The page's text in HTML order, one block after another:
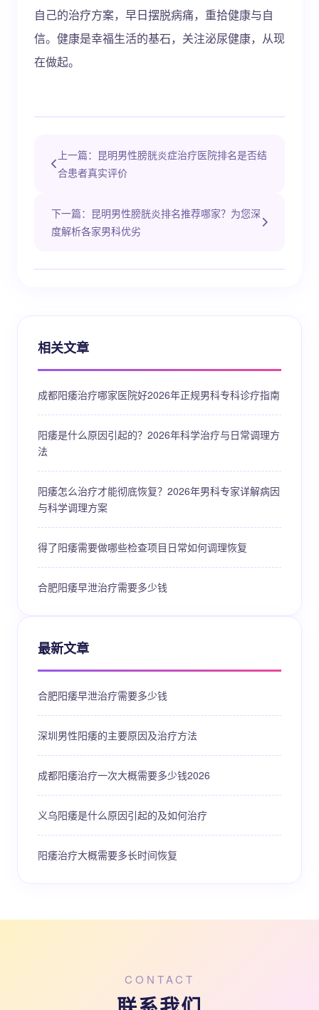
自己的治疗方案，早日摆脱病痛，重拾健康与自
信。健康是幸福生活的基石，关注泌尿健康，从现
在做起。
上一篇：昆明男性膀胱炎症治疗医院排名是否结
合患者真实评价
下一篇：昆明男性膀胱炎排名推荐哪家？为您深
度解析各家男科优劣
相关文章
成都阳痿治疗哪家医院好2026年正规男科专科诊疗指南
阳痿是什么原因引起的？2026年科学治疗与日常调理方
法
阳痿怎么治疗才能彻底恢复？2026年男科专家详解病因
与科学调理方案
得了阳痿需要做哪些检查项目日常如何调理恢复
合肥阳痿早泄治疗需要多少钱
最新文章
合肥阳痿早泄治疗需要多少钱
深圳男性阳痿的主要原因及治疗方法
成都阳痿治疗一次大概需要多少钱2026
义乌阳痿是什么原因引起的及如何治疗
阳痿治疗大概需要多长时间恢复
CONTACT